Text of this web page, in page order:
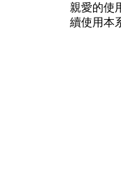
親愛的使
續使用本